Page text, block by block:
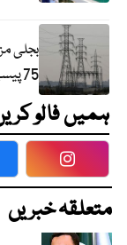
بجلی
75 پیسے اضافہ
ہمیں فالو
متعلقہ خبریں